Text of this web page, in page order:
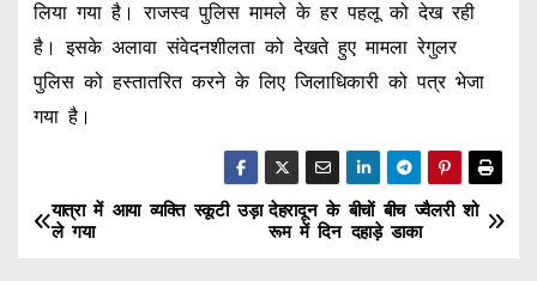
लिया गया है। राजस्व पुलिस मामले के हर पहलू को देख रही
है। इसके अलावा संवेदनशीलता को देखते हुए मामला रेगुलर
पुलिस को हस्तातरित करने के लिए जिलाधिकारी को पत्र भेजा
गया है।
P
देहरादून के बीचों बीच ज्वैलरी शो
रूम में दिन दहाड़े डाका
यात्रा में आया व्यक्ति स्कूटी उड़ा
ले गया